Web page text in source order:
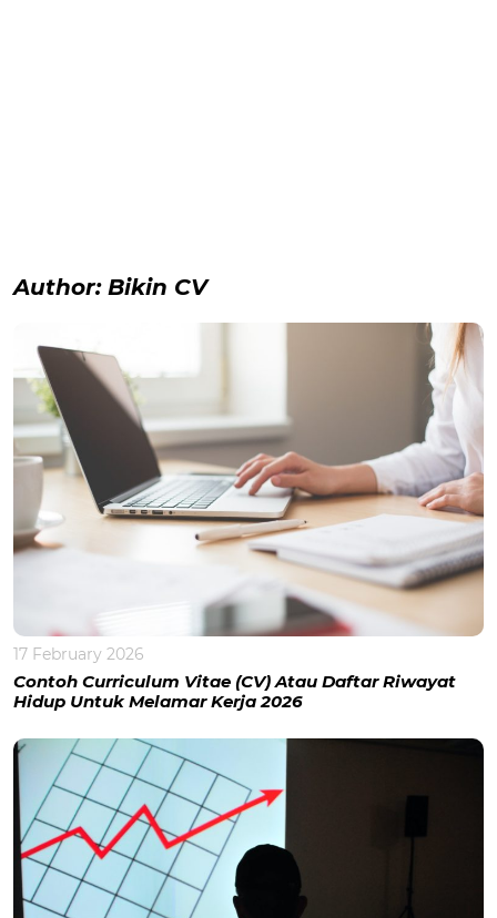
Author: Bikin CV
17 February 2026
Contoh Curriculum Vitae (CV) Atau Daftar Riwayat
Hidup Untuk Melamar Kerja 2026